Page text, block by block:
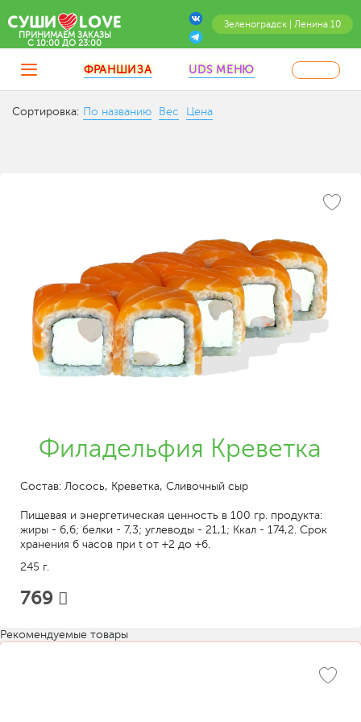
Зеленоградск | Ленина 10
ПРИНИМАЕМ ЗАКАЗЫ
C 10:00 ДО 23:00
ФРАНШИЗА UDS МЕНЮ
Сортировка: По названию Вес Цена
Филадельфия Креветка
Состав: Лосось, Креветка, Сливочный сыр
Пищевая и энергетическая ценность в 100 гр. продукта:
жиры - 6,6; белки - 7,3; углеводы - 21,1; Ккал - 174,2. Срок
хранения 6 часов при t от +2 до +6.
245 г.
769
Рекомендуемые товары